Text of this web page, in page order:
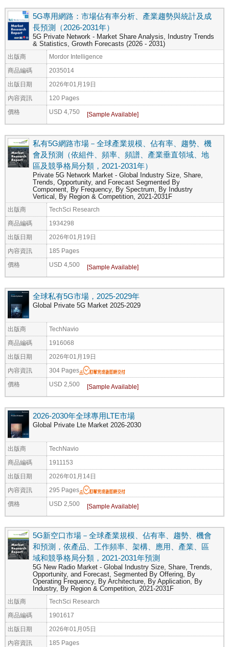
5G專用網路：市場佔有率分析、產業趨勢與統計及成
長預測（2026-2031年）
5G Private Network - Market Share Analysis, Industry Trends
& Statistics, Growth Forecasts (2026 - 2031)
出版商 Mordor Intelligence
商品編碼 2035014
出版日期 2026年01月19日
內容資訊 120 Pages
價格 USD 4,750
私有5G網路市場－全球產業規模、佔有率、趨勢、機
會及預測（依組件、頻率、頻譜、產業垂直領域、地
區及競爭格局分類，2021-2031年）
Private 5G Network Market - Global Industry Size, Share,
Trends, Opportunity, and Forecast Segmented By
Component, By Frequency, By Spectrum, By Industry
Vertical, By Region & Competition, 2021-2031F
出版商 TechSci Research
商品編碼 1934298
出版日期 2026年01月19日
內容資訊 185 Pages
價格 USD 4,500
全球私有5G市場，2025-2029年
Global Private 5G Market 2025-2029
出版商 TechNavio
商品編碼 1916068
出版日期 2026年01月19日
內容資訊 304 Pages
價格 USD 2,500
2026-2030年全球專用LTE市場
Global Private Lte Market 2026-2030
出版商 TechNavio
商品編碼 1911153
出版日期 2026年01月14日
內容資訊 295 Pages
價格 USD 2,500
5G新空口市場－全球產業規模、佔有率、趨勢、機會
和預測，依產品、工作頻率、架構、應用、產業、區
域和競爭格局分類，2021-2031年預測
5G New Radio Market - Global Industry Size, Share, Trends,
Opportunity, and Forecast, Segmented By Offering, By
Operating Frequency, By Architecture, By Application, By
Industry, By Region & Competition, 2021-2031F
出版商 TechSci Research
商品編碼 1901617
出版日期 2026年01月05日
內容資訊 185 Pages